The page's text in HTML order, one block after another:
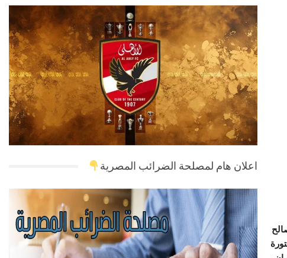
اعلان هام لمصلحة الضرائب المصرية